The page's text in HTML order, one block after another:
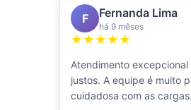
F Fernanda Lima
há 9 mêses
★★★★★
Atendimento
justos. A equipe é muito
cuidadosa com as cargas.